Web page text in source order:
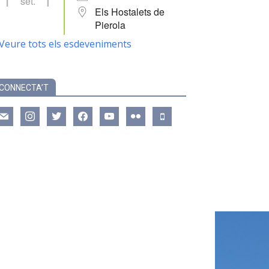
Els Hostalets de
Pierola
tots els esdeveniments
instagramtwitter facebookyoutube flickr mobile